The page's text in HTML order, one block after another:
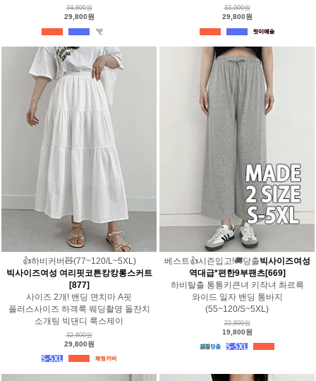
34,800원
29,800원
33,000원
29,800원
👍하비커버🧸(77~120/L~5XL)
빅사이즈여성 여리핏코튼캉캉롱스커트
[877]
사이즈 2개! 밴딩 면치마 A핏
플러스사이즈 하객룩 웨딩촬영 돌잔치
소개팅 빅댄디 룩스제이
32,800원
29,800원
베스트👍시즌입고!🚚당출빅사이즈여성
역대급*편한9부팬츠[669]
하비탈출 통통키큰녀 키작녀 촤르륵
와이드 일자 밴딩 통바지
(55~120/S~5XL)
22,800원
19,800원